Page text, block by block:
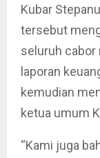
Kubar
tersebut
seluruh cabor
laporan
kemudian
ketua umum
“Kami juga